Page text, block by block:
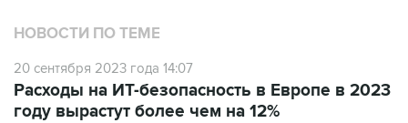
НОВОСТИ ПО ТЕМЕ
20 сентября 2023 года 14:07
Расходы на ИТ-безопасность в Европе в 2023
году вырастут более чем на 12%